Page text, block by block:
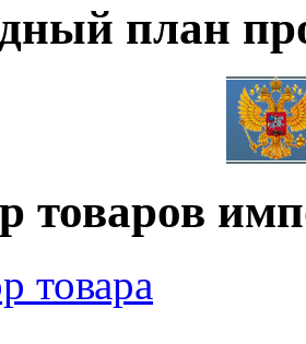
план
товаров